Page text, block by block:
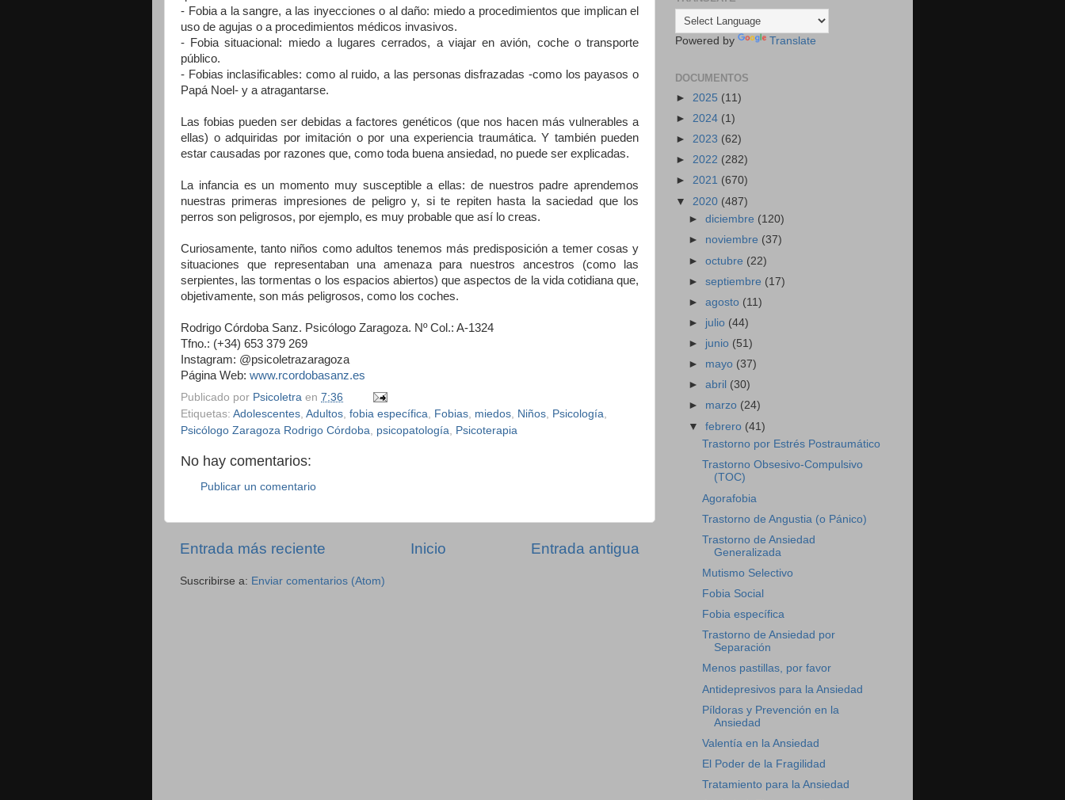
- Fobia a la sangre, a las inyecciones o al daño: miedo a procedimientos que implican el
uso de agujas o a procedimientos médicos invasivos.
- Fobia situacional: miedo a lugares cerrados, a viajar en avión, coche o transporte
público.
- Fobias inclasificables: como al ruido, a las personas disfrazadas -como los payasos o
Papá Noel- y a atragantarse.
Las fobias pueden ser debidas a factores genéticos (que nos hacen más vulnerables a
ellas) o adquiridas por imitación o por una experiencia traumática. Y también pueden
estar causadas por razones que, como toda buena ansiedad, no puede ser explicadas.
La infancia es un momento muy susceptible a ellas: de nuestros padre aprendemos
nuestras primeras impresiones de peligro y, si te repiten hasta la saciedad que los
perros son peligrosos, por ejemplo, es muy probable que así lo creas.
Curiosamente, tanto niños como adultos tenemos más predisposición a temer cosas y
situaciones que representaban una amenaza para nuestros ancestros (como las
serpientes, las tormentas o los espacios abiertos) que aspectos de la vida cotidiana que,
objetivamente, son más peligrosos, como los coches.
Rodrigo Córdoba Sanz. Psicólogo Zaragoza. Nº Col.: A-1324
Tfno.: (+34) 653 379 269
Instagram: @psicoletrazaragoza
Página Web: www.rcordobasanz.es
Publicado por Psicoletra en 7:36
Etiquetas: Adolescentes Adultos fobia específica Fobias miedos Niños Psicología
Psicólogo Zaragoza Rodrigo Córdoba
psicopatología Psicoterapia
No hay comentarios:
Publicar un comentario
Entrada más reciente Entrada antigua
Inicio
Suscribirse a: Enviar comentarios (Atom)
Powered by Translate
DOCUMENTOS
► 2025 (11)
► 2024 (1)
► 2023 (62)
► 2022 (282)
► 2021 (670)
▼ 2020 (487)
►diciembre (120)
► noviembre (37)
►octubre (22)
►septiembre (17)
►agosto (11)
► julio (44)
► junio (51)
► mayo (37)
►abril (30)
► marzo (24)
▼febrero (41)
Trastorno por Estrés Postraumático
Trastorno Obsesivo-Compulsivo
(TOC)
Agorafobia
Trastorno de Angustia (o Pánico)
Trastorno de Ansiedad
Generalizada
Mutismo Selectivo
Fobia Social
Fobia específica
Trastorno de Ansiedad por
Separación
Menos pastillas, por favor
Antidepresivos para la Ansiedad
Píldoras y Prevención en la
Ansiedad
Valentía en la Ansiedad
El Poder de la Fragilidad
Tratamiento para la Ansiedad